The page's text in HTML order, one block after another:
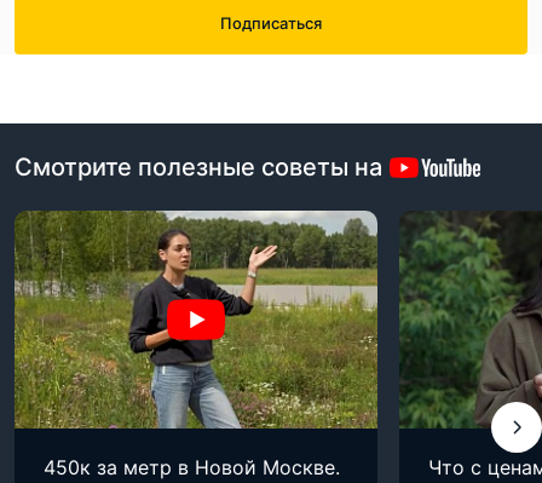
Подписаться
Смотрите полезные советы на
450к за метр в Новой Москве.
Что с